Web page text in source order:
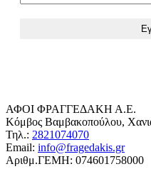
ΑΦΟΙ ΦΡΑΓΓΕΔΑΚΗ Α.Ε.
Κόμβος Βαμβακοπούλου,
Τηλ.: 2821074070
Email: info@fragedakis.gr
Αριθμ.ΓΕΜΗ: 074601758000